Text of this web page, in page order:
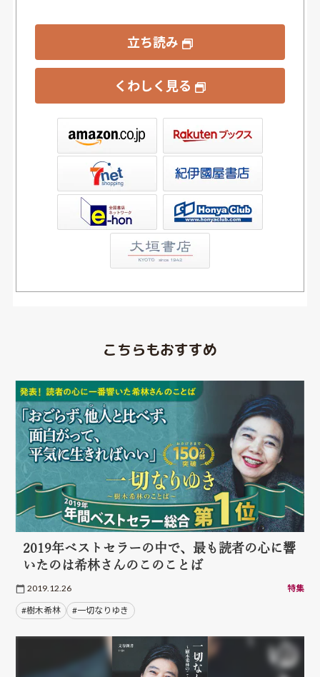
立ち読み
くわしく見る
書店ウェブストア
こちらもおすすめ
2019年ベストセラーの中で、最も読者の心に響
いたのは希林さんのこのことば
2019.12.26 特集
#樹木希林 #一切なりゆき